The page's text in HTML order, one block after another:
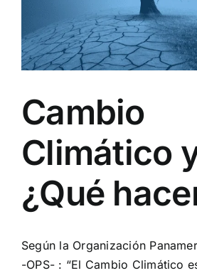
Cambio
Climático
¿Qué
Según la Organización
-OPS- : “El Cambio Climático